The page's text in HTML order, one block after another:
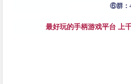
⑥群：
最好玩的手柄游戏平台 上